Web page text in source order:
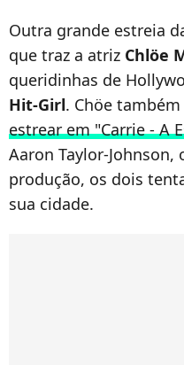
Outra grande estreia
que traz a atriz Chlöe
queridinhas de
Hit-Girl. Chöe
estrear em "Carrie - A
Aaron Taylor-
produção, os dois
sua cidade.